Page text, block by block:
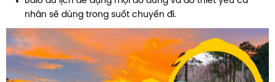
nhân sẽ dùng trong suốt chuyến đi.